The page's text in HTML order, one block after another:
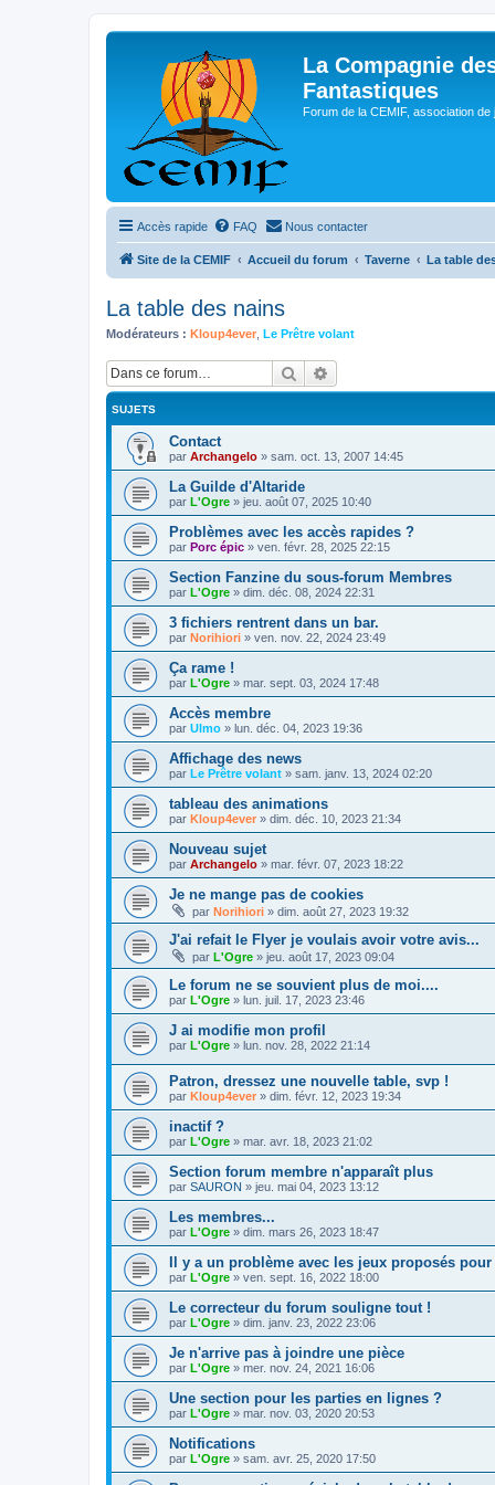
La Compagnie
Fantastiques
Forum de la CEMIF, association de
Accès rapide FAQ Nous contacter
Site de la CEMIF Accueil du forum Taverne La table
La table des nains
Modérateurs : Kloup4ever Le Prêtre volant
Rechercher
SUJETS
Contact
par Archangelo » sam. oct. 13, 2007 14:45
La Guilde d'Altaride
par L'Ogre » jeu. août 07, 2025 10:40
Problèmes avec les accès rapides ?
par Porc épic » ven. févr. 28, 2025 22:15
Section Fanzine du sous-forum Membres
par L'Ogre » dim. déc. 08, 2024 22:31
3 fichiers rentrent dans un bar.
par Norihiori » ven. nov. 22, 2024 23:49
Ça rame !
par L'Ogre » mar. sept. 03, 2024 17:48
Accès membre
par Ulmo » lun. déc. 04, 2023 19:36
Affichage des news
par Le Prêtre volant » sam. janv. 13, 2024 02:20
tableau des animations
par Kloup4ever » dim. déc. 10, 2023 21:34
Nouveau sujet
par Archangelo » mar. févr. 07, 2023 18:22
Je ne mange pas de cookies
par Norihiori » dim. août 27, 2023 19:32
J'ai refait le Flyer je voulais avoir votre avis...
par L'Ogre » jeu. août 17, 2023 09:04
Le forum ne se souvient plus de moi....
par L'Ogre » lun. juil. 17, 2023 23:46
J ai modifie mon profil
par L'Ogre » lun. nov. 28, 2022 21:14
Patron, dressez une nouvelle table, svp !
par Kloup4ever » dim. févr. 12, 2023 19:34
inactif ?
par L'Ogre » mar. avr. 18, 2023 21:02
Section forum membre n'apparaît plus
par SAURON » jeu. mai 04, 2023 13:12
Les membres...
par L'Ogre » dim. mars 26, 2023 18:47
Il y a un problème avec les jeux proposés
par L'Ogre » ven. sept. 16, 2022 18:00
Le correcteur du forum souligne tout !
par L'Ogre » dim. janv. 23, 2022 23:06
Je n'arrive pas à joindre une pièce
par L'Ogre » mer. nov. 24, 2021 16:06
Une section pour les parties en lignes ?
par L'Ogre » mar. nov. 03, 2020 20:53
Notifications
par L'Ogre » sam. avr. 25, 2020 17:50